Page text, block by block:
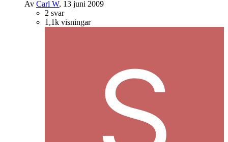
Av Carl W, 13 juni 2009
2 svar
1,1k visningar